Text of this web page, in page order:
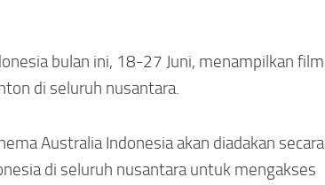
bulan ini, 18-27 Juni, menampilkan film
di seluruh nusantara.
Australia Indonesia akan diadakan secara
di seluruh nusantara untuk mengakses